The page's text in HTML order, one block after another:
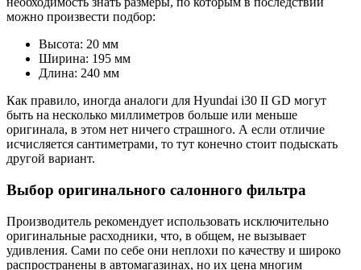
можно произвести подбор:
Высота: 20 мм
Ширина: 195 мм
Длина: 240 мм
Как правило, иногда аналоги для Hyundai i30 II GD могут
быть на несколько миллиметров больше или меньше
оригинала, в этом нет ничего страшного. А если отличие
исчисляется сантиметрами, то тут конечно стоит подыскать
другой вариант.
Выбор оригинального салонного фильтра
Производитель рекомендует использовать исключительно
оригинальные расходники, что, в общем, не вызывает
удивления. Сами по себе они неплохи по качеству и широко
распространены в автомагазинах, но их цена многим